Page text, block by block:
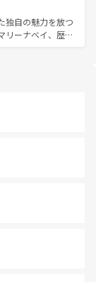
も異なる楽しみ
、仏教を中心とし
る旅人を魅了し続
ポットが密集し
魅力。息をのむよ
存分に楽しみ尽く
独自の魅力を放つ
リーナベイ、歴史
せないスポット